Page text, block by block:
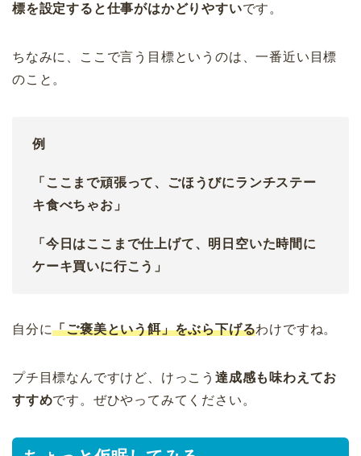
標を設定すると仕事がはかどりやすいです。
ちなみに、ここで言う目標というのは、一番近い目標
のこと。
例
「ここまで頑張って、ごほうびにランチステー
キ食べちゃお」
「今日はここまで仕上げて、明日空いた時間に
ケーキ買いに行こう」
自分に「ご褒美という餌」をぶら下げるわけですね。
プチ目標なんですけど、けっこう 達成感も味わえてお
すすめです。ぜひやってみてください。